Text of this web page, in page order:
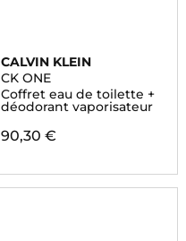
CALVIN KLEIN
CK ONE
Coffret eau de toilette +
déodorant vaporisateur
90,30 €